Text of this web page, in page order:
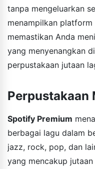
tanpa mengeluarkan
menampilkan
memastikan Anda
yang menyenangkan
perpustakaan jutaan
Perpustakaan
Spotify Premium
berbagai lagu dalam
jazz, rock, pop, dan
yang mencakup